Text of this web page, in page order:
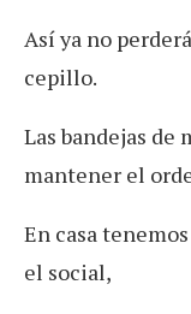
Así ya no
cepillo.
Las bandejas de
mantener el
En casa
el social,